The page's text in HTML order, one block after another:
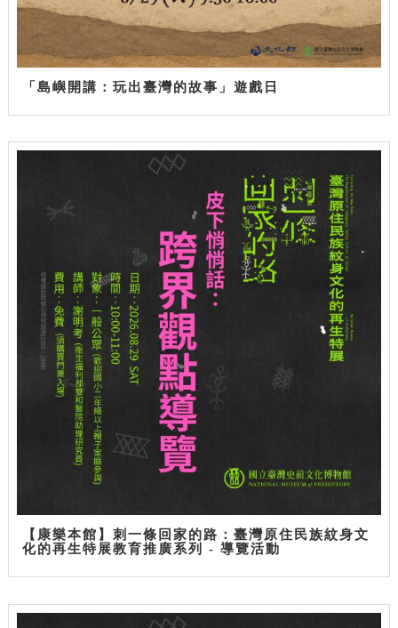
「島嶼開講：玩出臺灣的故事」遊戲日
【康樂本館】刺一條回家的路：臺灣原住民族紋身文
化的再生特展教育推廣系列 - 導覽活動